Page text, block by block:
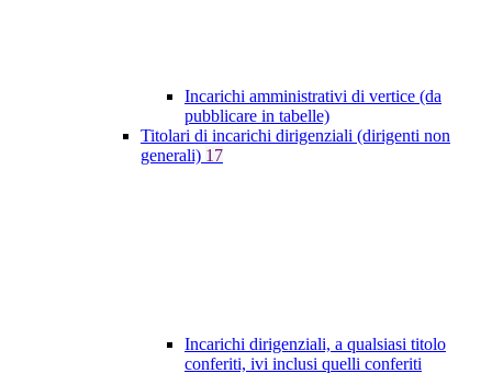
Incarichi amministrativi di vertice (da
pubblicare in tabelle)
Titolari di incarichi dirigenziali (dirigenti non
generali) 17
Incarichi dirigenziali, a qualsiasi titolo
conferiti, ivi inclusi quelli conferiti